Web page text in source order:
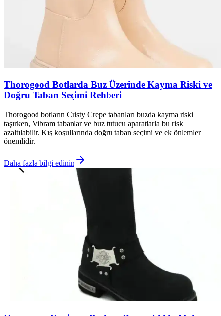
Thorogood Botlarda Buz Üzerinde Kayma Riski ve
Doğru Taban Seçimi Rehberi
Thorogood botların Cristy Crepe tabanları buzda kayma riski
taşırken, Vibram tabanlar ve buz tutucu aparatlarla bu risk
azaltılabilir. Kış koşullarında doğru taban seçimi ve ek önlemler
önemlidir.
Daha fazla bilgi edinin